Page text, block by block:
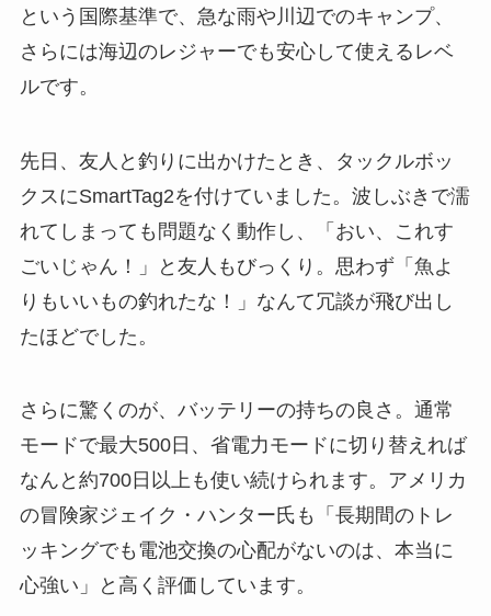
という国際基準で、急な雨や川辺でのキャンプ、
さらには海辺のレジャーでも安心して使えるレベ
ルです。
先日、友人と釣りに出かけたとき、タックルボッ
クスにSmartTag2を付けていました。波しぶきで濡
れてしまっても問題なく動作し、「おい、これす
ごいじゃん！」と友人もびっくり。思わず「魚よ
りもいいもの釣れたな！」なんて冗談が飛び出し
たほどでした。
さらに驚くのが、バッテリーの持ちの良さ。通常
モードで最大500日、省電力モードに切り替えれば
なんと約700日以上も使い続けられます。アメリカ
の冒険家ジェイク・ハンター氏も「長期間のトレ
ッキングでも電池交換の心配がないのは、本当に
心強い」と高く評価しています。